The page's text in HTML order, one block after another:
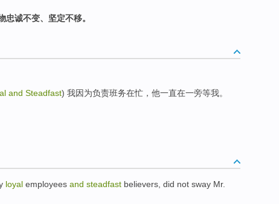
诚不变、坚定不移。
and Steadfast) 我因为负责班务在忙，他一直在一旁等我。
loyal employees and steadfast believers did not sway Mr.